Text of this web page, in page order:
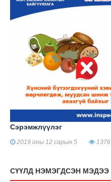
Сэрэмжлүүлэг
2019 оны 12 сарын 5 1376
СҮҮЛД НЭМЭГДСЭН МЭДЭЭ